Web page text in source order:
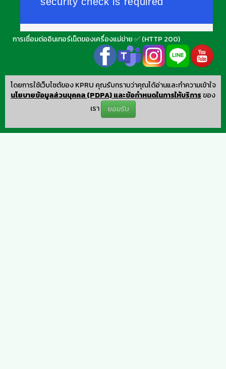
การเชื่อมต่ออินเทอร์เน็ตของเครื่องแม่ข่าย ✅ (HTTP 200)
โดยการใช้เว็บไซต์ของ KPRU คุณรับทราบว่าคุณได้อ่านและทำความเข้าใจ
นโยบายข้อมูลส่วนบุคคล (PDPA) และข้อกำหนดในการให้บริการ ของ
เรา
ยอมรับ